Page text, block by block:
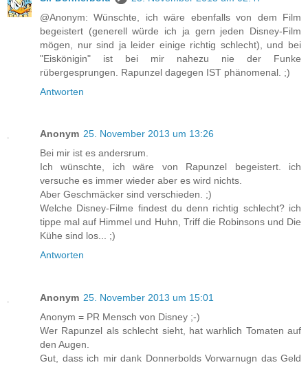
@Anonym: Wünschte, ich wäre ebenfalls von dem Film
begeistert (generell würde ich ja gern jeden Disney-Film
mögen, nur sind ja leider einige richtig schlecht), und bei
"Eiskönigin" ist bei mir nahezu nie der Funke
rübergesprungen. Rapunzel dagegen IST phänomenal. ;)
Antworten
Anonym 25. November 2013 um 13:26
Bei mir ist es andersrum.
Ich wünschte, ich wäre von Rapunzel begeistert. ich
versuche es immer wieder aber es wird nichts.
Aber Geschmäcker sind verschieden. ;)
Welche Disney-Filme findest du denn richtig schlecht? ich
tippe mal auf Himmel und Huhn, Triff die Robinsons und Die
Kühe sind los... ;)
Antworten
Anonym 25. November 2013 um 15:01
Anonym = PR Mensch von Disney ;-)
Wer Rapunzel als schlecht sieht, hat warhlich Tomaten auf
den Augen.
Gut, dass ich mir dank Donnerbolds Vorwarnugn das Geld